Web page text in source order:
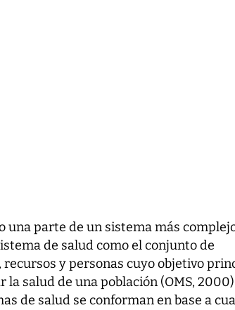
una parte de un sistema más
de salud como el conjunto de
y personas cuyo objetivo
salud de una población (OMS,
de salud se conforman en base a